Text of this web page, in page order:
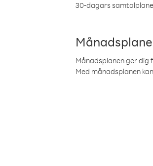
30-dagars
Månadsplanen ger
Med månadsplanen